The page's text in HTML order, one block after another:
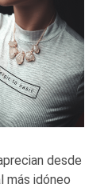
desde
más idóneo